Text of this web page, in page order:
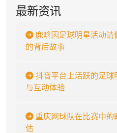
最新资讯
鹿晗因足球明星活动
的背后故事
抖音平台上活跃的足球
与互动体验
重庆网球队在比赛中
估